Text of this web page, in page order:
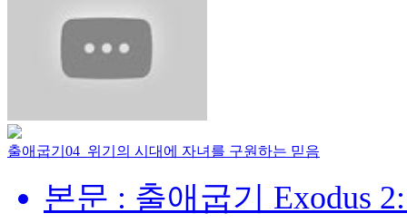
출애굽기04_위기의 시대에 자녀를 구원하는 믿음
본문 : 출애굽기 Exodus